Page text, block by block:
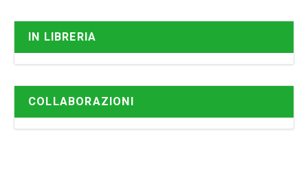
IN LIBRERIA
COLLABORAZIONI